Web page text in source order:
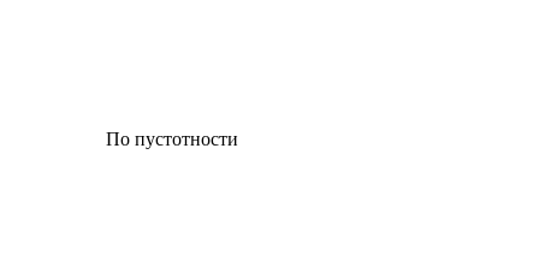
По пустотности